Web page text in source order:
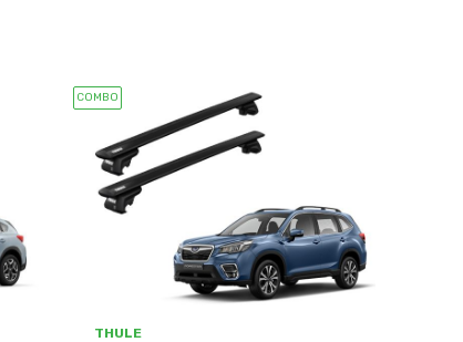
COMBO
THULE